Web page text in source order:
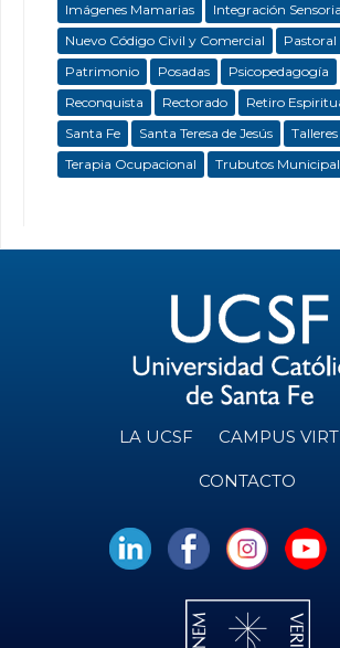
Imágenes Mamarias
Integración
Nuevo Código Civil y Comercial
Pastoral
Patrimonio
Posadas
Psicopedagogía
Reconquista
Rectorado
Retiro
Santa Fe
Santa Teresa de Jesús
Talleres
Terapia Ocupacional
Trubutos
LA UCSF CAMPUS
CONTACTO